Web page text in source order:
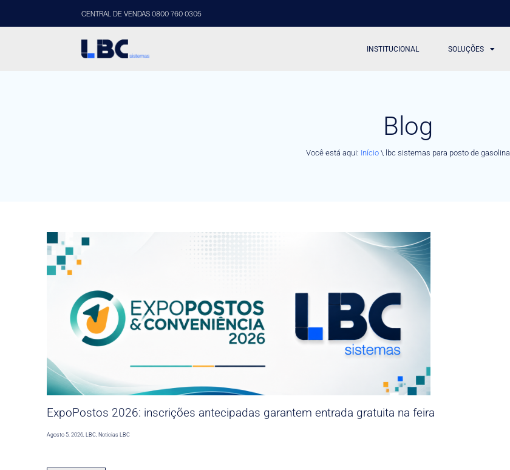
CENTRAL DE VENDAS 0800 760 0305
INSTITUCIONAL SOLUÇÕES
Blog
Você está aqui: Início \ lbc sistemas para posto de gasolina
ExpoPostos 2026: inscrições antecipadas garantem entrada gratuita na feira
Agosto 5, 2026,LBC,Noticias LBC